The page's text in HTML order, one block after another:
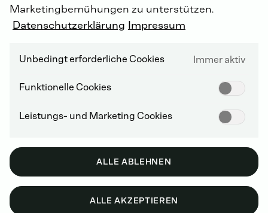
Marketingbemühungen zu unterstützen.
Datenschutzerklärung Impressum
Unbedingt erforderliche Cookies Immer aktiv
Funktionelle Cookies
Leistungs- und Marketing Cookies
ALLE ABLEHNEN
ALLE AKZEPTIEREN